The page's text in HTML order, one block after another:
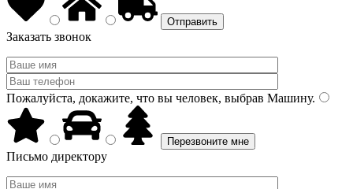
Заказать звонок
Пожалуйста, докажите, что вы человек, выбрав Машину.
Письмо директору